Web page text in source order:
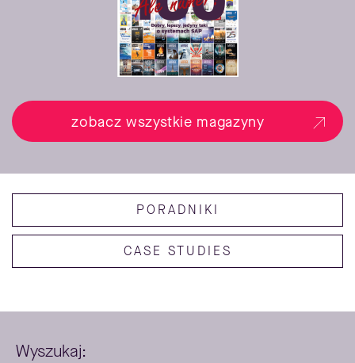
zobacz wszystkie magazyny
PORADNIKI
CASE STUDIES
Wyszukaj: